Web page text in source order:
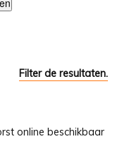
Filter de resultaten.
online beschikbaar